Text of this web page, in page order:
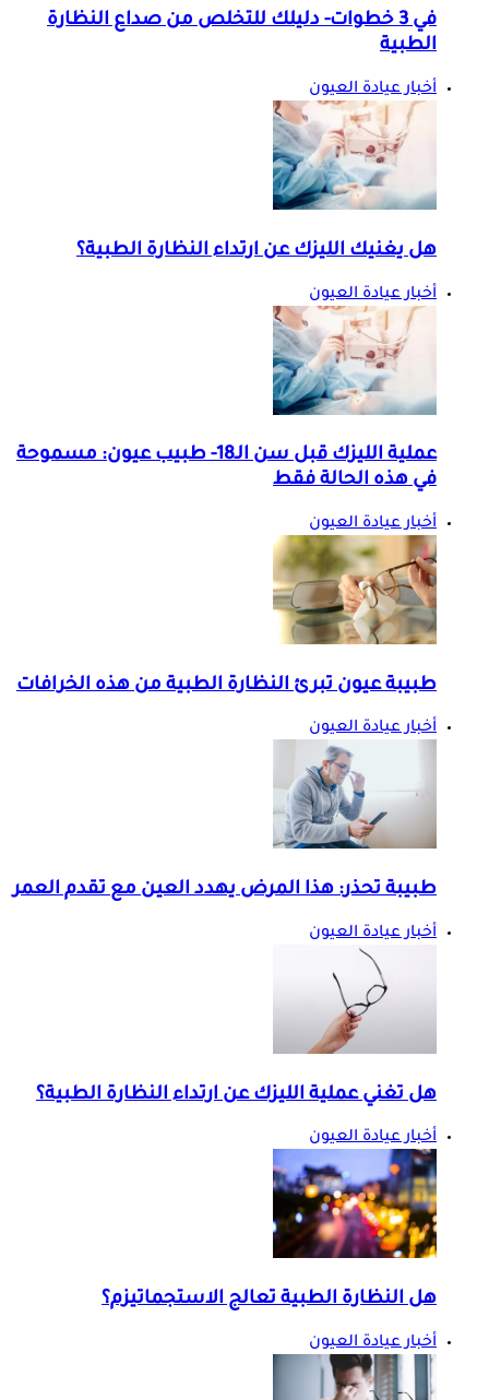
في 3 خطوات- دليلك للتخلص من صداع النظارة
الطبية
أخبار عيادة العيون
هل يغنيك الليزك عن ارتداء النظارة الطبية؟
أخبار عيادة العيون
عملية الليزك قبل سن الـ18- طبيب عيون: مسموحة
في هذه الحالة فقط
أخبار عيادة العيون
طبيبة عيون تبرئ النظارة الطبية من هذه الخرافات
أخبار عيادة العيون
طبيبة تحذر: هذا المرض يهدد العين مع تقدم العمر
أخبار عيادة العيون
هل تغني عملية الليزك عن ارتداء النظارة الطبية؟
أخبار عيادة العيون
هل النظارة الطبية تعالج الاستجماتيزم؟
أخبار عيادة العيون